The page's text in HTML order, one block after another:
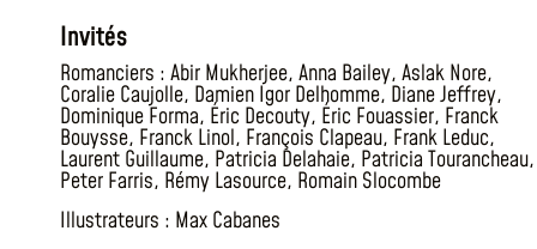
Invités
Romanciers : Abir Mukherjee, Anna Bailey, Aslak Nore,
Coralie Caujolle, Damien Igor Delhomme, Diane Jeffrey,
Dominique Forma, Éric Decouty, Éric Fouassier, Franck
Bouysse, Franck Linol, François Clapeau, Frank Leduc,
Laurent Guillaume, Patricia Delahaie, Patricia Tourancheau,
Peter Farris, Rémy Lasource, Romain Slocombe
Illustrateurs : Max Cabanes